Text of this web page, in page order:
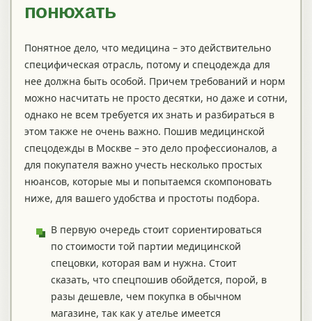
понюхать
Понятное дело, что медицина – это действительно
специфическая отрасль, потому и спецодежда для
нее должна быть особой. Причем требований и норм
можно насчитать не просто десятки, но даже и сотни,
однако не всем требуется их знать и разбираться в
этом также не очень важно. Пошив медицинской
спецодежды в Москве – это дело профессионалов, а
для покупателя важно учесть несколько простых
нюансов, которые мы и попытаемся скомпоновать
ниже, для вашего удобства и простоты подбора.
В первую очередь стоит сориентироваться
по стоимости той партии медицинской
спецовки, которая вам и нужна. Стоит
сказать, что спецпошив обойдется, порой, в
разы дешевле, чем покупка в обычном
магазине, так как у ателье имеется